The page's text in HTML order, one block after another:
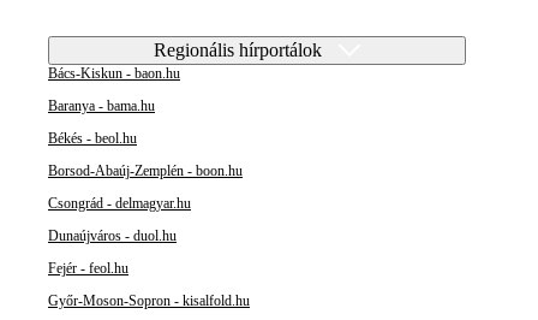
Regionális hírportálok
Bács-Kiskun - baon.hu
Baranya - bama.hu
Békés - beol.hu
Borsod-Abaúj-Zemplén - boon.hu
Csongrád - delmagyar.hu
Dunaújváros - duol.hu
Fejér - feol.hu
Győr-Moson-Sopron - kisalfold.hu